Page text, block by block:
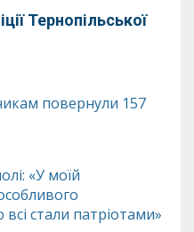
Тернопільської
повернули 157
«У моїй
стали патріотами»